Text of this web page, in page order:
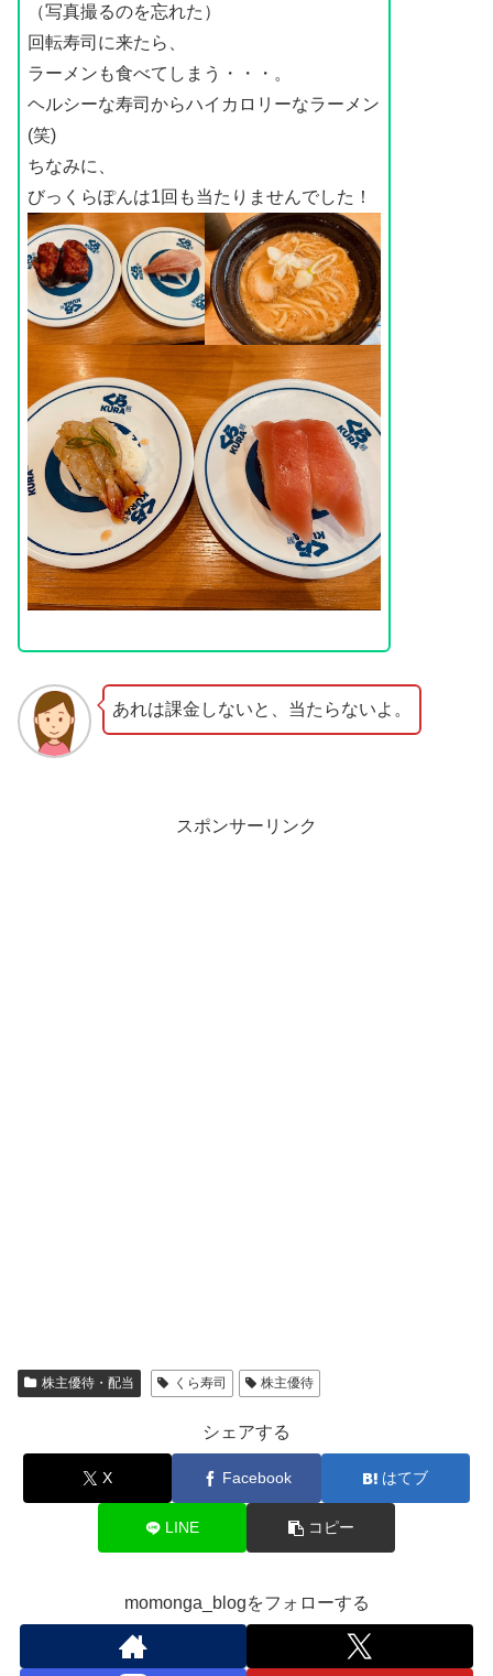
（写真撮るのを忘れた）
回転寿司に来たら、
ラーメンも食べてしまう・・・。
ヘルシーな寿司からハイカロリーなラーメン
(笑)
ちなみに、
びっくらぽんは1回も当たりませんでした！
あれは課金しないと、当たらないよ。
スポンサーリンク
株主優待・配当 くら寿司 株主優待
シェアする
X Facebook はてブ
LINE コピー
momonga_blogをフォローする